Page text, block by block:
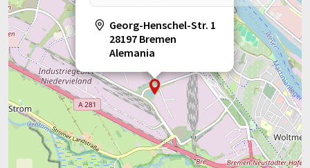
Georg-Henschel-Str. 1
28197 Bremen
Alemania